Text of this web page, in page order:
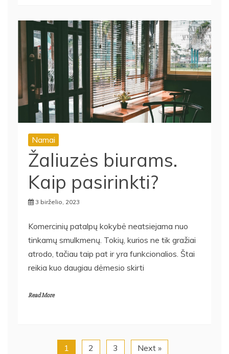
Namai
Žaliuzės biurams.
Kaip pasirinkti?
3 birželio, 2023
Komercinių patalpų kokybė neatsiejama nuo
tinkamų smulkmenų. Tokių, kurios ne tik gražiai
atrodo, tačiau taip pat ir yra funkcionalios. Štai
reikia kuo daugiau dėmesio skirti
Read More
1 2 3 Next »